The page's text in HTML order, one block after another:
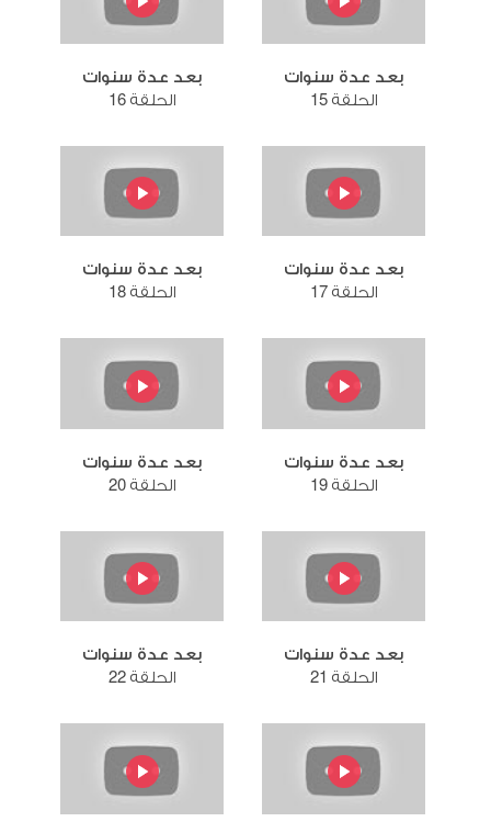
بعد عدة سنوات
الحلقة 15
بعد عدة سنوات
الحلقة 16
بعد عدة سنوات
الحلقة 17
بعد عدة سنوات
الحلقة 18
بعد عدة سنوات
الحلقة 19
بعد عدة سنوات
الحلقة 20
بعد عدة سنوات
الحلقة 21
بعد عدة سنوات
الحلقة 22